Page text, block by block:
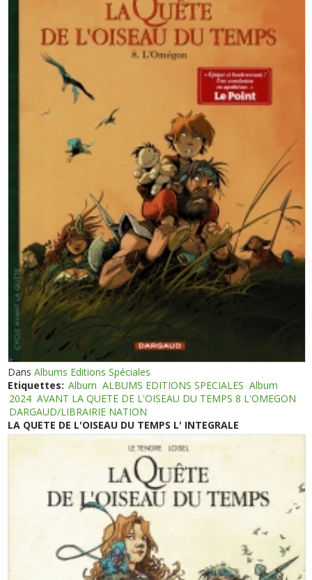
DansAlbums Editions Spéciales
Etiquettes: Album ALBUMS EDITIONS SPECIALES Album
2024 AVANT LA QUETE DE L'OISEAU DU TEMPS 8 L'OMEGON
DARGAUD/LIBRAIRIE NATION
LA QUETE DE L'OISEAU DU TEMPS L' INTEGRALE